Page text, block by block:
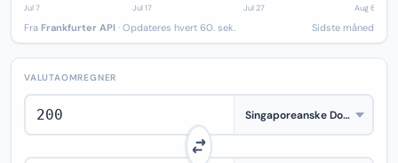
Fra Frankfurter API · Opdateres hvert 60. sek. Sidste måned
VALUTAOMREGNER